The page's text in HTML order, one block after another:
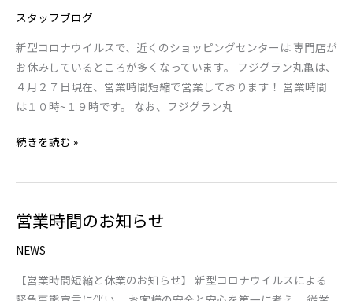
スタッフブログ
新型コロナウイルスで、近くのショッピングセンターは 専門店が
お休みしているところが多くなっています。 フジグラン丸亀は、
４月２７日現在、営業時間短縮で営業しております！ 営業時間
は１０時~１９時です。 なお、フジグラン丸
ア
ス
入
荷
し
い
す！
フ
店
続きを読む »
営業時間のお知らせ
NEWS
【営業時間短縮と休業のお知らせ】 新型コロナウイルスによる
営
時
間
の